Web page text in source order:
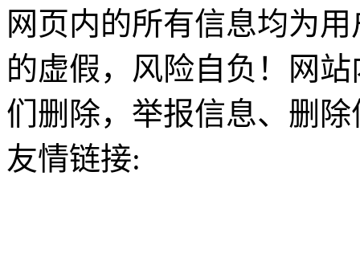
网页内的所有信息均为
的虚假，风险自负！网
们删除，举报信息、删
友情链接: